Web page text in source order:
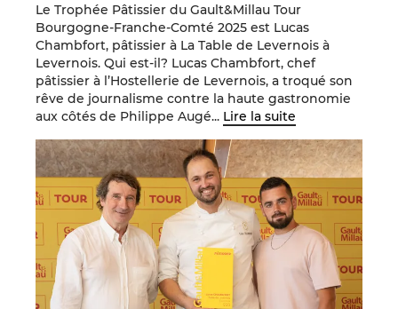
Le Trophée Pâtissier du Gault&Millau Tour
Bourgogne-Franche-Comté 2025 est Lucas
Chambfort, pâtissier à La Table de Levernois à
Levernois. Qui est-il? Lucas Chambfort, chef
pâtissier à l’Hostellerie de Levernois, a troqué son
rêve de journalisme contre la haute gastronomie
aux côtés de Philippe Augé... Lire la suite